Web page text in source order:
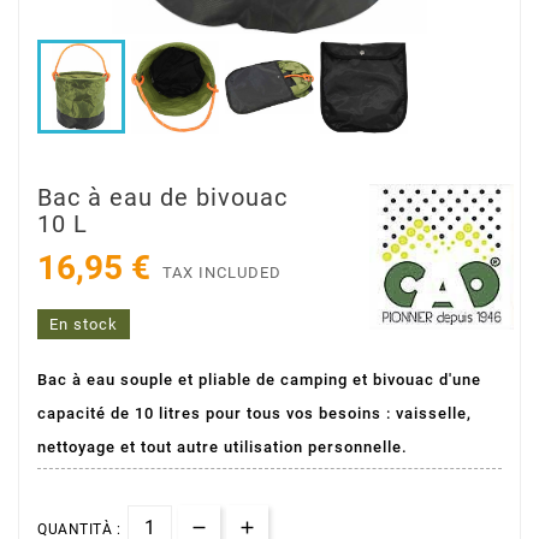
Bac à eau de bivouac
10 L
16,95 € TAX INCLUDED
En stock
Bac à eau souple et pliable de camping et bivouac d'une
capacité de 10 litres pour tous vos besoins : vaisselle,
nettoyage et tout autre utilisation personnelle.
QUANTITÀ :